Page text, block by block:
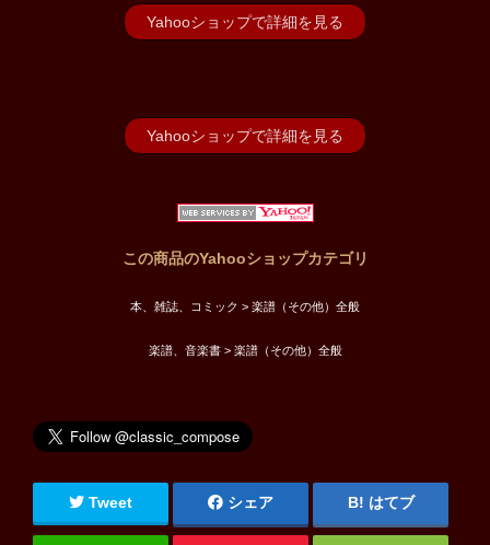
Yahooショップで詳細を見る
Yahooショップで詳細を見る
この商品のYahooショップカテゴリ
本、雑誌、コミック > 楽譜（その他）全般
楽譜、音楽書 > 楽譜（その他）全般
Tweet シェア はてブ